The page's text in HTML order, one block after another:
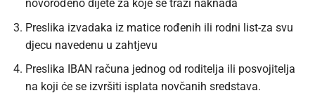
novorođeno dijete za koje se traži naknada
Preslika izvadaka iz matice rođenih ili rodni list-za svu
djecu navedenu u zahtjevu
Preslika IBAN računa jednog od roditelja ili posvojitelja
na koji će se izvršiti isplata novčanih sredstava.